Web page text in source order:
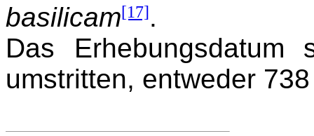
basilicam[17].
Das
umstritten, entweder